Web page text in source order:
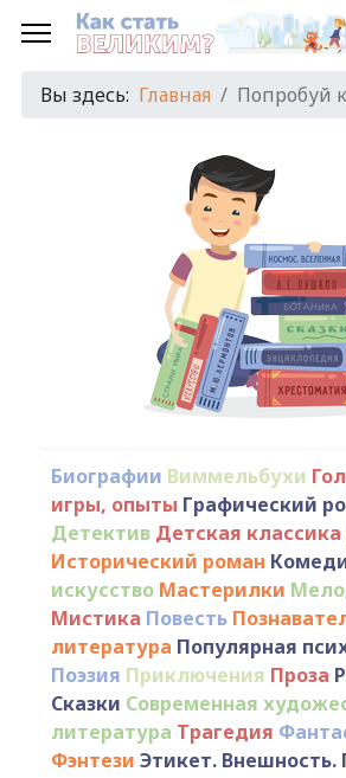
Вы здесь: Главная Попробуй
Биографии Виммельбухи
игры, опыты Графический
Детектив Детская классика
Исторический роман
искусство Мастерилки
Мистика Повесть
литература Популярная
Поэзия Приключения Проза
Сказки Современная
литература Трагедия
Фэнтези Этикет. Внешность.